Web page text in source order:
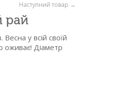
Наступний товар →
рай
у всій своїй
оживає! Діаметр